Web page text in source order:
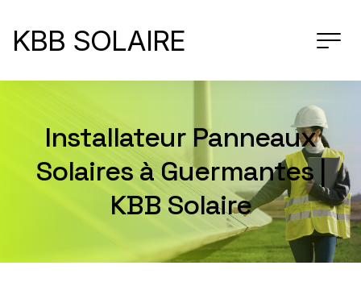
KBB SOLAIRE
Installateur Panneaux
Solaires à Guermantes |
KBB Solaire